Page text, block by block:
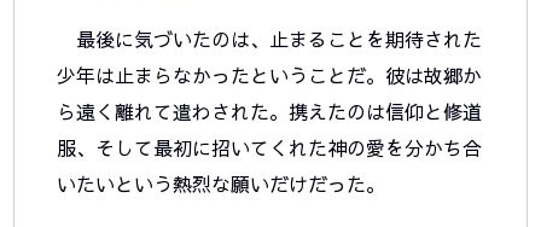
最後に気づいたのは、止まることを期待された
少年は止まらなかったということだ。彼は故郷か
ら遠く離れて遣わされた。携えたのは信仰と修道
服、そして最初に招いてくれた神の愛を分かち合
いたいという熱烈な願いだけだった。